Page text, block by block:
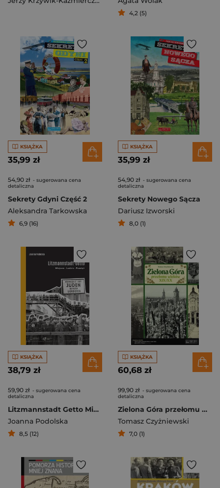
4,2 (5)
KSIĄŻKA
35,99 zł
54,90 zł - sugerowana cena
detaliczna
Sekrety Gdyni Część 2
Aleksandra Tarkowska
6,9 (16)
KSIĄŻKA
35,99 zł
54,90 zł - sugerowana cena
detaliczna
Sekrety Nowego Sącza
Dariusz Izworski
8,0 (1)
KSIĄŻKA
38,79 zł
59,90 zł - sugerowana cena
detaliczna
Litzmannstadt Getto Miejsca - Ludzie - Pamięć
Joanna Podolska
8,5 (12)
KSIĄŻKA
60,68 zł
99,90 zł - sugerowana cena
detaliczna
Zielona Góra przełomu wieków XIX/XX Opowieść o życiu miasta
Tomasz Czyżniewski
7,0 (1)